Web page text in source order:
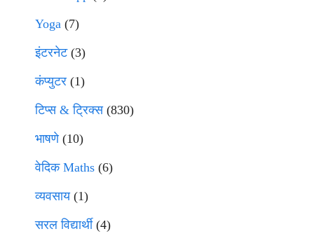
Yoga (7)
इंटरनेट(3)
कंप्युटर (1)
टिप्स & ट्रिक्स(830)
भाषणे(10)
वेदिक Maths (6)
व्यवसाय(1)
सरल विद्यार्थी(4)